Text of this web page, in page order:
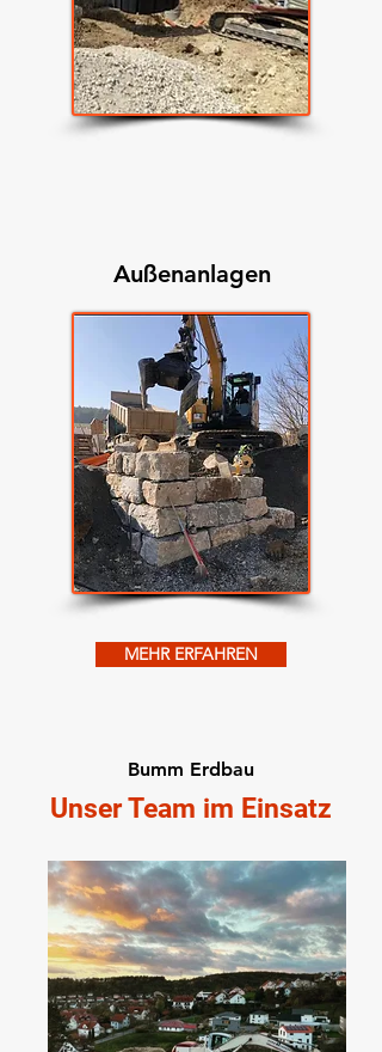
Außenanlagen
MEHR ERFAHREN
Bumm Erdbau
Unser Team im Einsatz